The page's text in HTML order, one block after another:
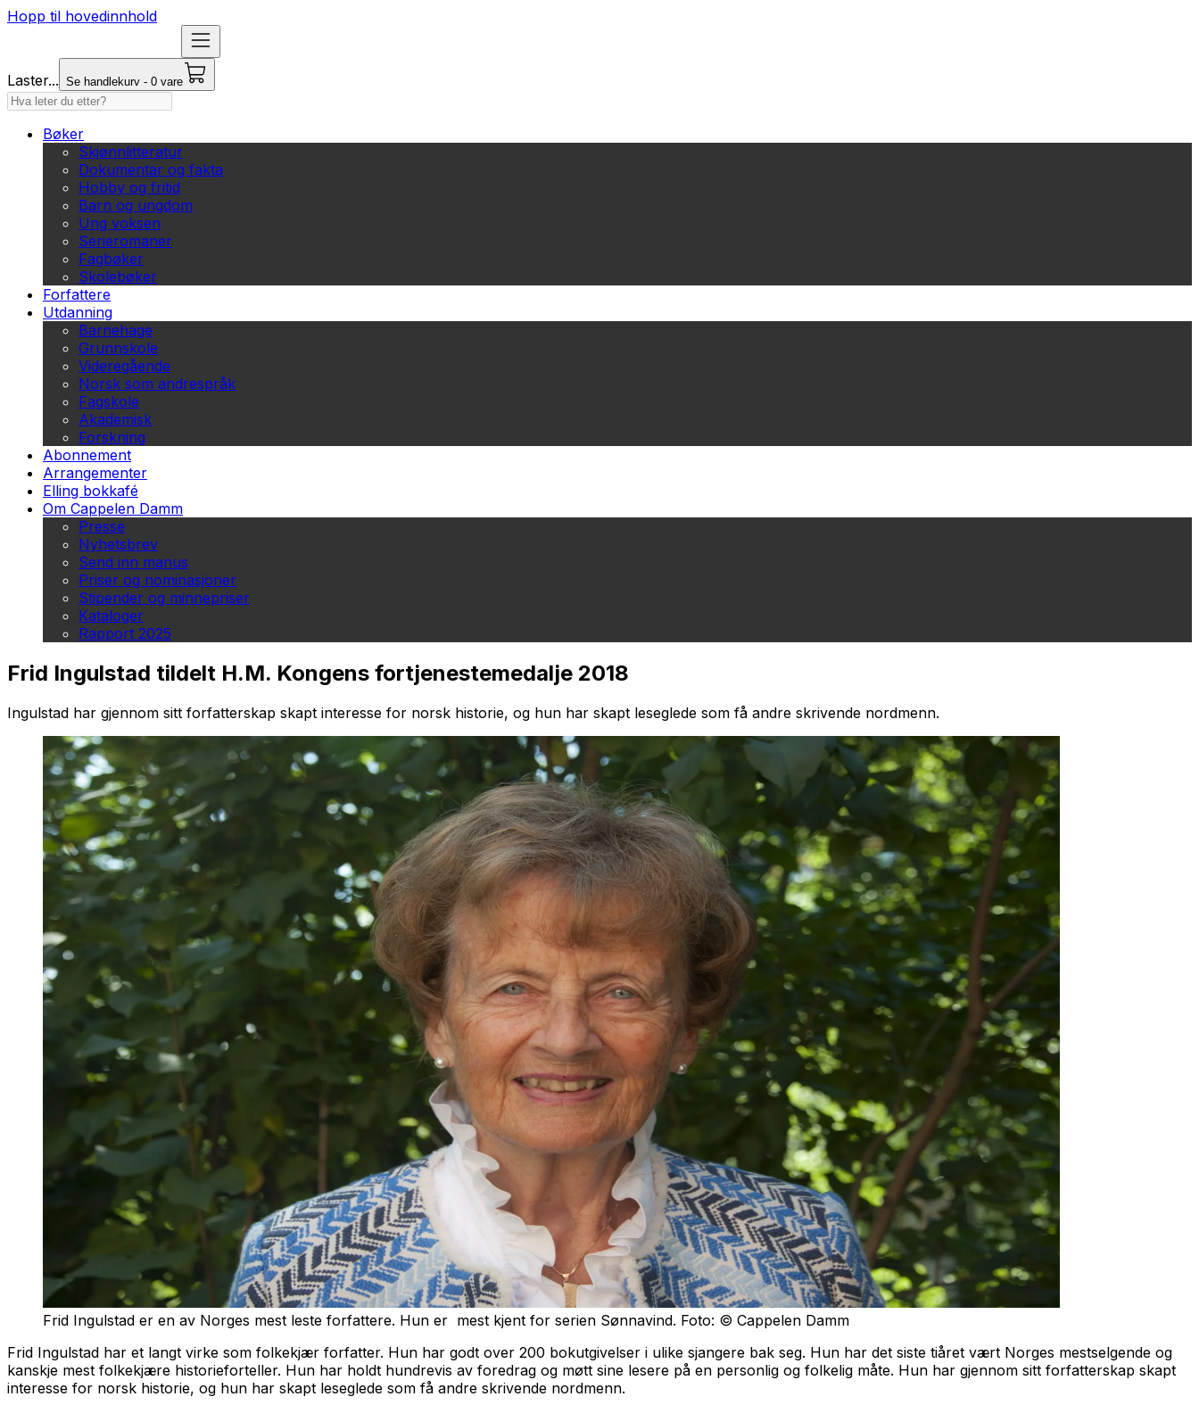
Hopp til hovedinnhold
Laster... Se handlekurv - 0 vare
Bøker
Skjønnlitteratur
Dokumentar og fakta
Hobby og fritid
Barn og ungdom
Ung voksen
Serieromaner
Fagbøker
Skolebøker
Forfattere
Utdanning
Barnehage
Grunnskole
Videregående
Norsk som andrespråk
Fagskole
Akademisk
Forskning
Abonnement
Arrangementer
Elling bokkafé
Om Cappelen Damm
Presse
Nyhetsbrev
Send inn manus
Priser og nominasjoner
Stipender og minnepriser
Kataloger
Rapport 2025
Frid Ingulstad tildelt H.M. Kongens fortjenestemedalje 2018
Ingulstad har gjennom sitt forfatterskap skapt interesse for norsk historie, og hun har skapt leseglede som få andre skrivende nordmenn.
Frid Ingulstad er en av Norges mest leste forfattere. Hun er mest kjent for serien Sønnavind. Foto: © Cappelen Damm
Frid Ingulstad har et langt virke som folkekjær forfatter. Hun har godt over 200 bokutgivelser i ulike sjangere bak seg. Hun har det siste tiåret vært Norges mestselgende og
kanskje mest folkekjære historieforteller. Hun har holdt hundrevis av foredrag og møtt sine lesere på en personlig og folkelig måte. Hun har gjennom sitt forfatterskap skapt
interesse for norsk historie, og hun har skapt leseglede som få andre skrivende nordmenn.